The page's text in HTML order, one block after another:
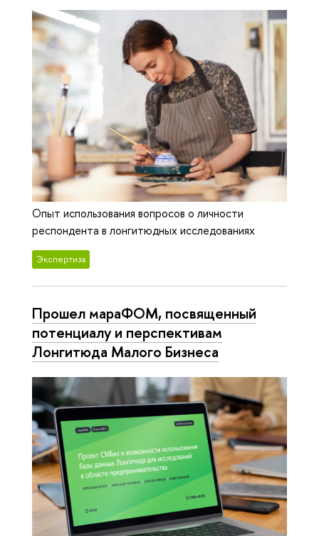
Опыт использования вопросов о личности
респондента в лонгитюдных исследованиях
Экспертиза
Прошел мараФОМ, посвященный
потенциалу и перспективам
Лонгитюда Малого Бизнеса